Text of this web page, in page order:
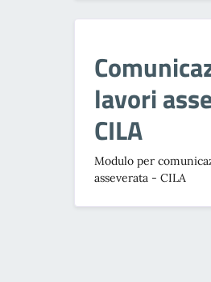
lavori
CILA
Modulo per
asseverata - CILA